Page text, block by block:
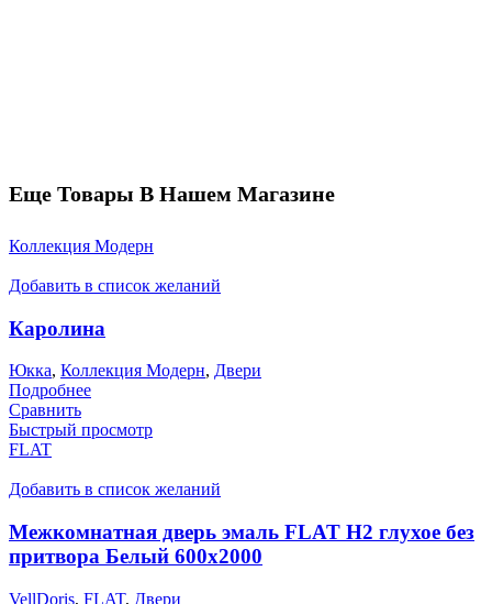
Еще Товары В Нашем Магазине
Коллекция Модерн
Добавить в список желаний
Каролина
Юкка, Коллекция Модерн, Двери
Подробнее
Сравнить
Быстрый просмотр
FLAT
Добавить в список желаний
Межкомнатная дверь эмаль FLAT H2 глухое без
притвора Белый 600х2000
VellDoris, FLAT, Двери